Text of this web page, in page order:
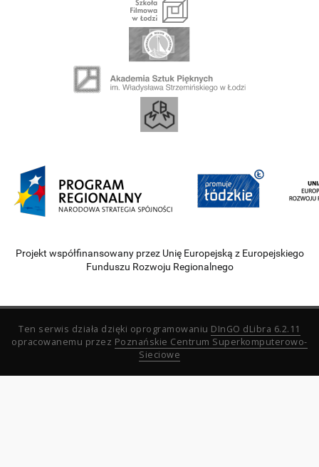
Projekt współfinansowany przez Unię Europejską z Europejskiego
Funduszu Rozwoju Regionalnego
Ten serwis działa dzięki oprogramowaniu DInGO dLibra 6.2.11
opracowanemu przez Poznańskie Centrum Superkomputerowo-
Sieciowe